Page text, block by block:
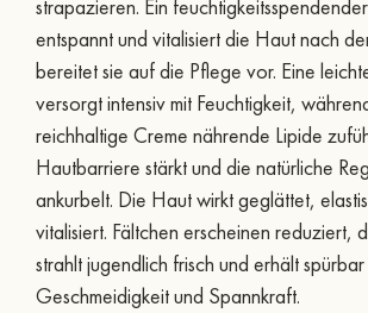
strapazieren. Ein
entspannt und vitalisiert die Haut nach
bereitet sie auf die Pflege vor. Eine
versorgt intensiv mit Feuchtigkeit,
reichhaltige Creme nährende Lipide
Hautbarriere stärkt und die natürliche
ankurbelt. Die Haut wirkt geglättet,
vitalisiert. Fältchen erscheinen reduziert,
strahlt jugendlich frisch und erhält
Geschmeidigkeit und Spannkraft.